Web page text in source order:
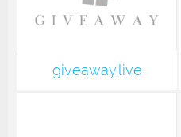
giveaway.live